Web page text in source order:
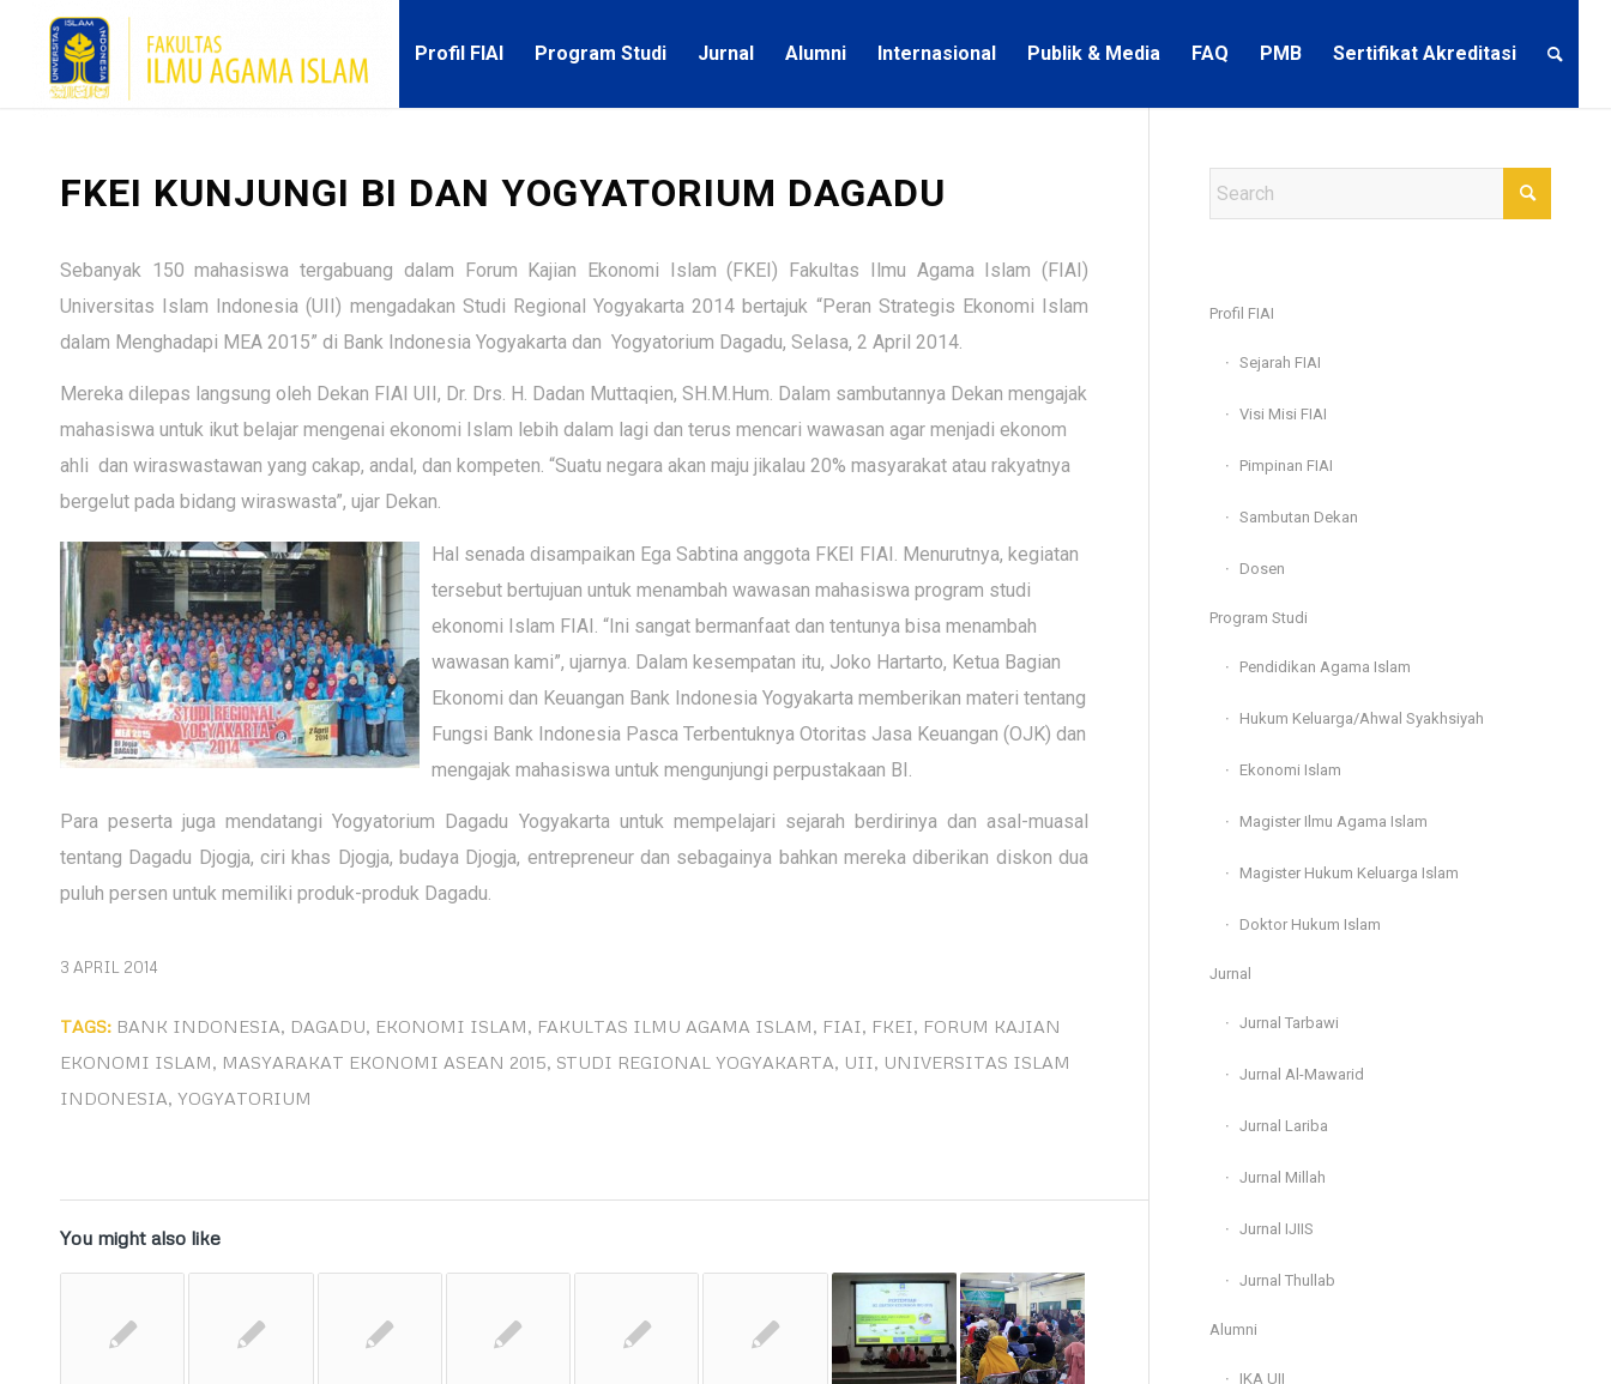
Profil FIAI Program Studi Jurnal Alumni Internasional Publik & Media FAQ PMB Sertifikat Akreditasi
FKEI KUNJUNGI BI DAN YOGYATORIUM DAGADU
Sebanyak 150 mahasiswa tergabuang dalam Forum Kajian Ekonomi Islam (FKEI) Fakultas Ilmu Agama Islam (FIAI)
Universitas Islam Indonesia (UII) mengadakan Studi Regional Yogyakarta 2014 bertajuk “Peran Strategis Ekonomi Islam
dalam Menghadapi MEA 2015” di Bank Indonesia Yogyakarta dan Yogyatorium Dagadu, Selasa, 2 April 2014.
Mereka dilepas langsung oleh Dekan FIAI UII, Dr. Drs. H. Dadan Muttaqien, SH.M.Hum. Dalam sambutannya Dekan mengajak
mahasiswa untuk ikut belajar mengenai ekonomi Islam lebih dalam lagi dan terus mencari wawasan agar menjadi ekonom
ahli dan wiraswastawan yang cakap, andal, dan kompeten. “Suatu negara akan maju jikalau 20% masyarakat atau rakyatnya
bergelut pada bidang wiraswasta”, ujar Dekan.
Hal senada disampaikan Ega Sabtina anggota FKEI FIAI. Menurutnya, kegiatan
tersebut bertujuan untuk menambah wawasan mahasiswa program studi
ekonomi Islam FIAI. “Ini sangat bermanfaat dan tentunya bisa menambah
wawasan kami”, ujarnya. Dalam kesempatan itu, Joko Hartarto, Ketua Bagian
Ekonomi dan Keuangan Bank Indonesia Yogyakarta memberikan materi tentang
Fungsi Bank Indonesia Pasca Terbentuknya Otoritas Jasa Keuangan (OJK) dan
mengajak mahasiswa untuk mengunjungi perpustakaan BI.
Para peserta juga mendatangi Yogyatorium Dagadu Yogyakarta untuk mempelajari sejarah berdirinya dan asal-muasal
tentang Dagadu Djogja, ciri khas Djogja, budaya Djogja, entrepreneur dan sebagainya bahkan mereka diberikan diskon dua
puluh persen untuk memiliki produk-produk Dagadu.
3 APRIL 2014
TAGS: BANK INDONESIA, DAGADU, EKONOMI ISLAM, FAKULTAS ILMU AGAMA ISLAM, FIAI, FKEI, FORUM KAJIAN
EKONOMI ISLAM, MASYARAKAT EKONOMI ASEAN 2015, STUDI REGIONAL YOGYAKARTA, UII, UNIVERSITAS ISLAM
INDONESIA, YOGYATORIUM
You might also like
Profil FIAI
Sejarah FIAI
Visi Misi FIAI
Pimpinan FIAI
Sambutan Dekan
Dosen
Program Studi
Pendidikan Agama Islam
Hukum Keluarga/Ahwal Syakhsiyah
Ekonomi Islam
Magister Ilmu Agama Islam
Magister Hukum Keluarga Islam
Doktor Hukum Islam
Jurnal
Jurnal Tarbawi
Jurnal Al-Mawarid
Jurnal Lariba
Jurnal Millah
Jurnal IJIIS
Jurnal Thullab
Alumni
IKA UII